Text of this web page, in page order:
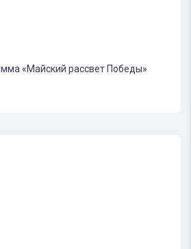
«Майский рассвет Победы»